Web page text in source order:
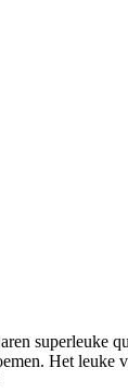
superleuke
Het leuke